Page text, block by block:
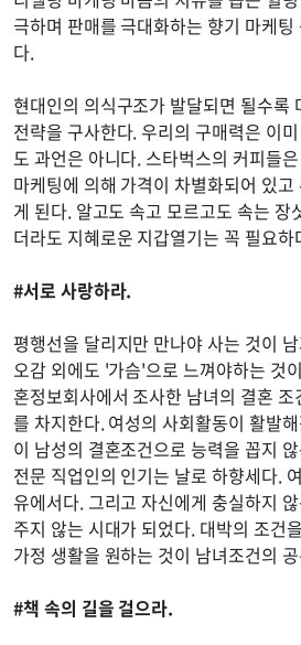
극하며 판매를 극대화하는 향기 마케
다.
현대인의 의식구조가 발달되면 될수록
전략을 구사한다. 우리의 구매력은 이
도 과언은 아니다. 스타벅스의 커피들
마케팅에 의해 가격이 차별화되어 있
게 된다. 알고도 속고 모르고도 속는 장
더라도 지혜로운 지갑열기는 꼭 필요하
#서로 사랑하라.
평행선을 달리지만 만나야 사는 것이
오감 외에도 '가슴'으로 느껴야하는 것
혼정보회사에서 조사한 남녀의 결혼
를 차지한다. 여성의 사회활동이 활발
이 남성의 결혼조건으로 능력을 꼽지
전문 직업인의 인기는 날로 하향세다.
유에서다. 그리고 자신에게 충실하지
주지 않는 시대가 되었다. 대박의 조건
가정 생활을 원하는 것이 남녀조건의
#책 속의 길을 걸으라.